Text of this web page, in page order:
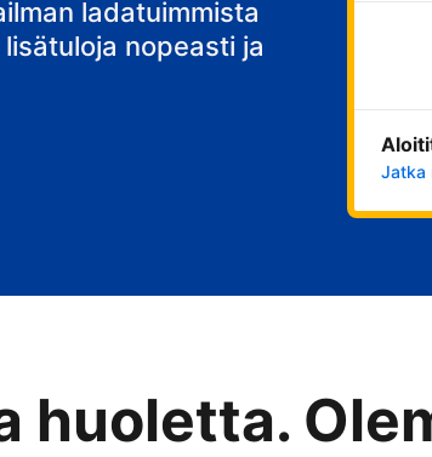
ladatuimmista
nopeasti ja
Jatka
huoletta.